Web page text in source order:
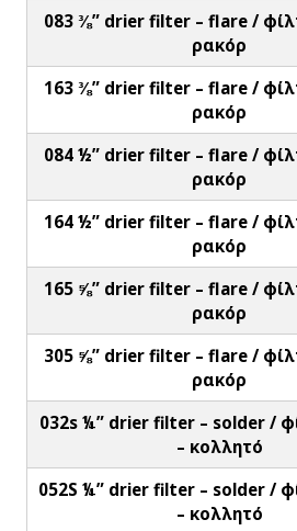
083 ⅜” drier filter – flare /
ρακόρ
163 ⅜” drier filter – flare /
ρακόρ
084 ½” drier filter – flare /
ρακόρ
164 ½” drier filter – flare /
ρακόρ
165 ⅝” drier filter – flare /
ρακόρ
305 ⅝” drier filter – flare /
ρακόρ
032s ¼” drier filter – solder /
– κολλητό
052S ¼” drier filter – solder /
– κολλητό